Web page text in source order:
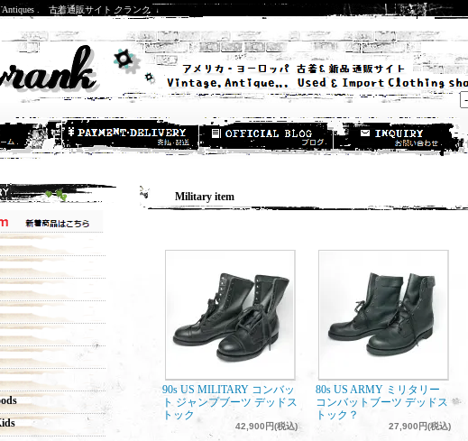
Antiques . 古着通販サイト クランク
Military item
90s US MILITARY コンバッ
ト ジャンプブーツ デッドス
トック
42,900円(税込)
80s US ARMY ミリタリー
コンバットブーツ デッドス
トック？
27,900円(税込)